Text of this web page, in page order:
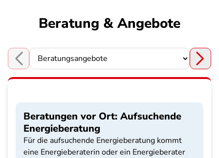
Beratung & Angebote
Choose a section
Beratungen vor Ort: Aufsuchende
Energieberatung
Für die aufsuchende Energieberatung kommt
eine Energieberaterin oder ein Energieberater